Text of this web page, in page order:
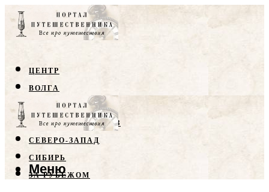
ЦЕНТР
ВОЛГА
КРЫМ
СЕВЕРНЫЙ КАВКАЗ
СЕВЕРО-ЗАПАД
СИБИРЬ
ЗА РУБЕЖОМ
Меню